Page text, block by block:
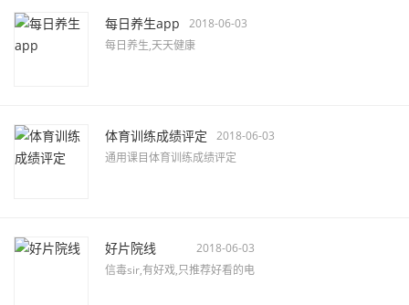
每日养生app
2018-06-03
每日养生,天天健康
体育训练成绩评定
2018-06-03
通用课目体育训练成绩评定
好片院线
2018-06-03
信毒sir,有好戏,只推荐好看的电